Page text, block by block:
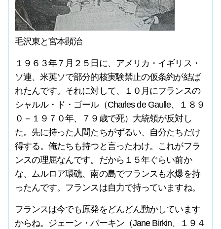
毛沢東と宮本顕治
１９６３年７月２５日に、アメリカ・イギリス・
ソ連、米英ソで部分的核実験禁止の仮条約が結ば
れたんです。それに対して、１０月にフランスの
シャルル・ド・ゴール（Charles de Gaulle、１８９
０－１９７０年、７９歳で死）大統領が反対し
た。先に持った人間たちがずるい、自分たちだけ
得する。俺たちも持つと言ったわけ。これがフラ
ンスの理屈なんです。だから１５年ぐらい前か
な、ムルロア環礁、南の島でフランスも水爆を持
ったんです。フランスは自力で持っていますね。
フランスは今でも原発をどんどん動かしています
からね。ジェーン・バーキン（Jane Birkin、１９４